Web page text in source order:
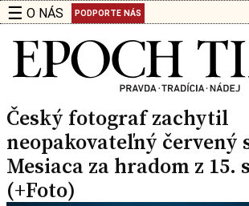
☰ O NÁS PODPORTE NÁS
Český fotograf zachytil
neopakovateľný červený
Mesiaca za hradom z 15.
(+Foto)